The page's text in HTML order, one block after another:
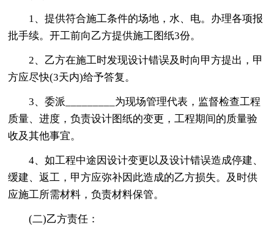
1、提供符合施工条件的场地，水、电。办理各项报
批手续。开工前向乙方提供施工图纸3份。
2、乙方在施工时发现设计错误及时向甲方提出，甲
方应尽快(3天内)给予答复。
3、委派_________为现场管理代表，监督检查工程
质量、进度，负责设计图纸的变更，工程期间的质量验
收及其他事宜。
4、如工程中途因设计变更以及设计错误造成停建、
缓建、返工，甲方应弥补因此造成的乙方损失。及时供
应施工所需材料，负责材料保管。
(二)乙方责任：